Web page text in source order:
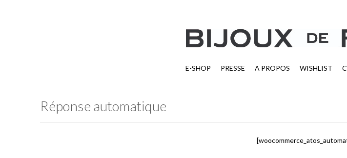
E-SHOP PRESSE A PROPOS WISHLIST
Réponse automatique